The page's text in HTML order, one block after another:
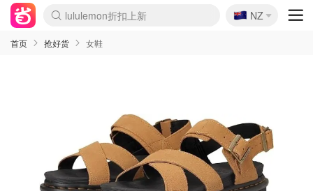
lululemon折扣上新
Sasa美妆护肤3.5折
SSENSE年中2.5折
FreshBeauty好价汇总
Cettire降价+叠9折
WWS Coles超市实拍
viagogo二手票捡漏
Myer超级周末
The Outnet奢牌1折起
David Jones 3折起
Flannels大牌1折
Perfumes Club护肤1折
AMIRO面罩$251
Amazon折扣汇总
eToro入金$200送$50
Amazon数码好物
ICONIC本周7.5折
ThedoubleF高奢地板价
Moose Knuckles 6折
丝芙兰5折起
EUFY摄像头$98
Selenichast首饰2折
Trip机票酒店促销
YSL送5件彩妆礼
Amazon家居好物
Amazon美妆护肤
雅漾大喷$8
过敏原检测盒$33
伊索独家赠50ml沐浴露
科颜氏高保湿面霜$29
SEALIFE海洋馆门票6折
丝塔芙大白罐$16
订阅Newsletter送香薰
Cult Beauty 6.8折
Harrods圣诞日历$525
LN-CC奢牌私促3折
d'Alba空姐喷雾$16
EVE LOM套装£56
Bernardelli独家4折
Adore Beauty 6折起
CT圣诞日历
Mytheresa奢品2.7折
Luxury Escapes 9折
Currentbody美容仪$881
MOON Garden Live
Roborock扫地机$649
Tingo Life水杯$24
Valentino官网5折
CR洗护套装$23
修丽可4件套$159
Myer彩妆2件7折
GANNI官网4.5折
Stylevana韩妆4折
Tessabit高奢8.5折
OGX洗发水$11
Amazon阿德莱德次日达
卡诗8.5折+赠礼
Philips Hue灯具8折
🇳🇿
NZ
首页 抢好货 女鞋